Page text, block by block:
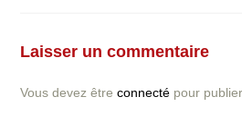
Laisser un commentaire
Vous devez êtreconnecté pour
N’hésitez pas à nous contacter !
projet.